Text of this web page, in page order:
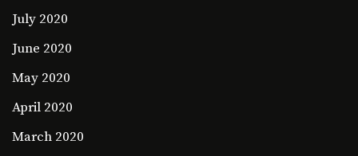
July 2020
June 2020
May 2020
April 2020
March 2020